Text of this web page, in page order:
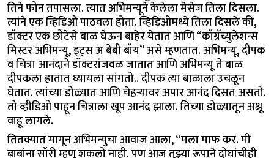
तिने फोन तपासला. त्यात अभिमन्यूने केलेला मेसेज तिला दिसला.
त्यांने एक व्हिडिओ पाठवला होता. व्हिडिओमध्ये तिला दिसले की,
डॉक्टर एक छोटेसे बाळ घेऊन बाहेर येतात आणि “काँग्रॅच्युलेशन्स
मिस्टर अभिमन्यू, इट्स अ बेबी बॉय” असे म्हणतात. अभिमन्यू, दीपक
व चित्रा आनंदाने डॉक्टरांजवळ जातात आणि अभिमन्यू ते बाळ
दीपकला हातात घ्यायला सांगतो.. दीपक त्या बाळाला उचलून
घेतात. त्यांच्या डोळ्यात आणि चेहऱ्यावर अपार आनंद दिसत असतो.
तो व्हीडिओ पाहून चित्राला खूप आनंद झाला. तिच्या डोळ्यातून अश्रू
वाहू लागले.
तितक्यात मागून अभिमन्युचा आवाज आला, “मला माफ कर. मी
बाबांना सॉरी म्हणू शकलो नाही. पण आज तुझ्या रूपाने दोघांचीही